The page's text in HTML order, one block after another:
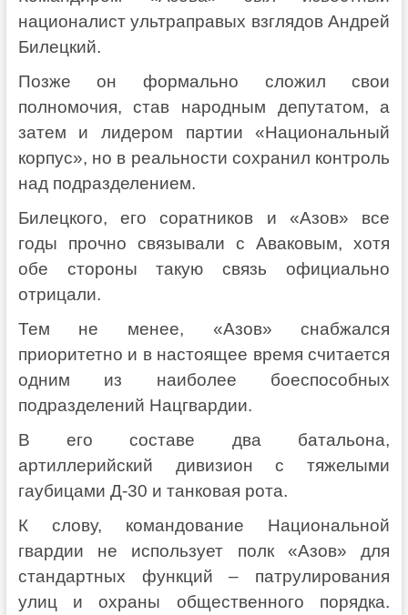
националист ультраправых взглядов Андрей
Билецкий.
Позже он формально сложил свои
полномочия, став народным депутатом, а
затем и лидером партии «Национальный
корпус», но в реальности сохранил контроль
над подразделением.
Билецкого, его соратников и «Азов» все
годы прочно связывали с Аваковым, хотя
обе стороны такую связь официально
отрицали.
Тем не менее, «Азов» снабжался
приоритетно и в настоящее время считается
одним из наиболее боеспособных
подразделений Нацгвардии.
В его составе два батальона,
артиллерийский дивизион с тяжелыми
гаубицами Д-30 и танковая рота.
К слову, командование Национальной
гвардии не использует полк «Азов» для
стандартных функций – патрулирования
улиц и охраны общественного порядка.